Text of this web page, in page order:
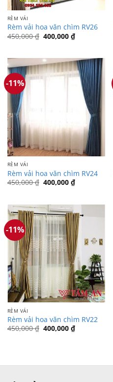
RÈM VẢI
Rèm vải hoa văn chìm RV26
450,000₫ Giá
gốc
400,000 ₫Giá
hiện
400,000 ₫.
-11%
RÈM VẢI
Rèm vải hoa văn chìm RV24
450,000₫ Giá
gốc
400,000 ₫Giá
hiện
400,000 ₫.
-11%
RÈM VẢI
Rèm vải hoa văn chìm RV22
450,000₫ Giá
400,000 ₫Giá
hiện